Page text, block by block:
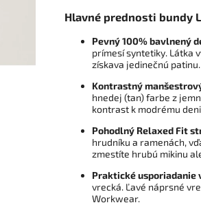
Hlavné prednosti bundy
Pevný 100% bavlnený
prímesí syntetiky. Látka
získava jedinečnú patinu.
Kontrastný
hnedej (tan) farbe z
kontrast k modrému
Pohodlný Relaxed Fit
hrudníku a ramenách,
zmestíte hrubú mikinu
Praktické usporiadanie
vrecká. Ľavé náprsné
Workwear.